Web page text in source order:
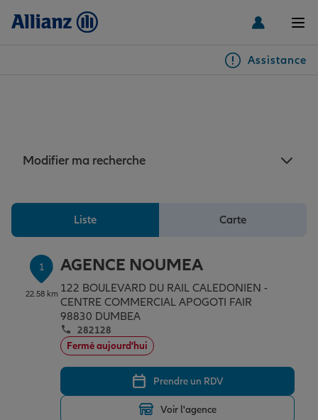
Assistance
Autres véhicules
Habitation
Équipements habitation
Assurance emprunteur
Santé & prévoyance
Santé
Prévoyance et dépendance
Assurance animal de compagnie
Famille Loisirs
Protection de la famille
Épargne & retraite
Plan épargne retraite
Modifier ma recherche
Liste Carte
1
22.58 km
AGENCE NOUMEA
122 BOULEVARD DU RAIL CALEDONIEN -
CENTRE COMMERCIAL APOGOTI FAIR
98830 DUMBEA
282128
Fermé aujourd'hui
Prendre un RDV
Voir l'agence